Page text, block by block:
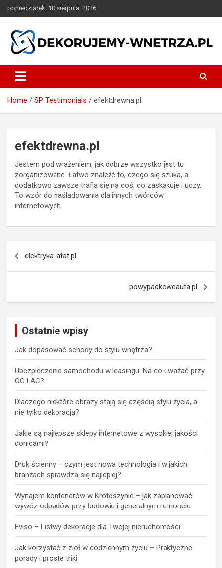
to
poniedziałek, 10 sierpnia, 2026
dekorujemy-wnetrza.pl
Home SP Testimonials efektdrewna.pl
efektdrewna.pl
Jestem pod wrażeniem, jak dobrze wszystko jest tu
zorganizowane. Łatwo znaleźć to, czego się szuka, a
dodatkowo zawsze trafia się na coś, co zaskakuje i uczy.
To wzór do naśladowania dla innych twórców
internetowych.
elektryka-atat.pl
powypadkoweauta.pl
Ostatnie wpisy
Jak dopasować schody do stylu wnętrza?
Ubezpieczenie samochodu w leasingu. Na co uważać przy
OC i AC?
Dlaczego niektóre obrazy stają się częścią stylu życia, a
nie tylko dekoracją?
Jakie są najlepsze sklepy internetowe z wysokiej jakości
donicami?
Druk ścienny – czym jest nowa technologia i w jakich
branżach sprawdza się najlepiej?
Wynajem kontenerów w Krotoszynie – jak zaplanować
wywóz odpadów przy budowie i generalnym remoncie
Eviso – Listwy dekoracje dla Twojej nieruchomości
Jak korzystać z ziół w codziennym życiu – Praktyczne
porady i proste triki